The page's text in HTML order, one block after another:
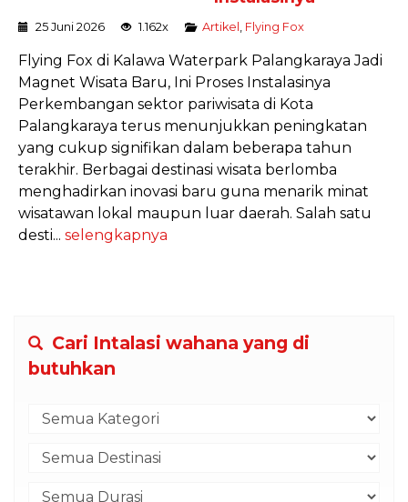
25 Juni 2026 1.162x Artikel Flying Fox
Flying Fox di Kalawa Waterpark Palangkaraya Jadi
Magnet Wisata Baru, Ini Proses Instalasinya
Perkembangan sektor pariwisata di Kota
Palangkaraya terus menunjukkan peningkatan
yang cukup signifikan dalam beberapa tahun
terakhir. Berbagai destinasi wisata berlomba
menghadirkan inovasi baru guna menarik minat
wisatawan lokal maupun luar daerah. Salah satu
desti... selengkapnya
Cari Intalasi wahana yang di
butuhkan